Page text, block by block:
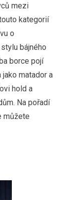
mezi
kategorií
o
bájného
borce pojí
jako matador a
hold a
Na pořadí
můžete